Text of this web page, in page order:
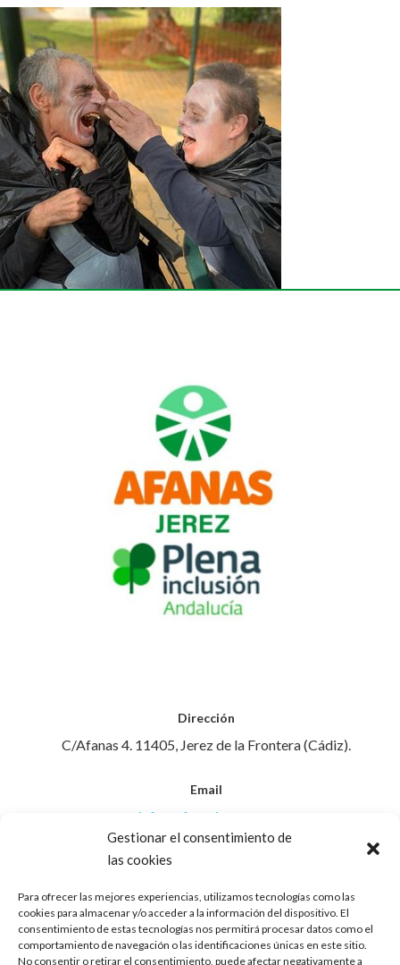
Gestionar el consentimiento de
las cookies
Para ofrecer las mejores experiencias, utilizamos tecnologías como las
cookies para almacenar y/o acceder a la información del dispositivo. El
consentimiento de estas tecnologías nos permitirá procesar datos como el
comportamiento de navegación o las identificaciones únicas en este sitio.
No consentir o retirar el consentimiento, puede afectar negativamente a
Dirección
C/Afanas 4. 11405, Jerez de la Frontera (Cádiz).
Email
info@afanasjerez.com
Aviso Legal